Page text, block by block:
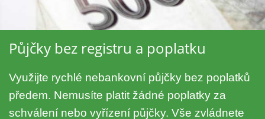
Půjčky bez registru a poplatku
Využijte rychlé nebankovní půjčky bez poplatků
předem. Nemusíte platit žádné poplatky za
schválení nebo vyřízení půjčky. Vše zvládnete